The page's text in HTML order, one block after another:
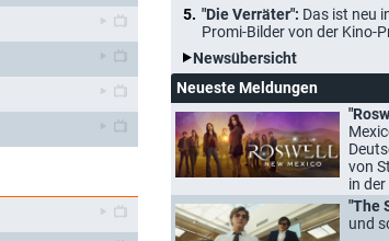
"Die Verräter": Das ist neu
Promi-Bilder von der Kino-
Newsübersicht
Neueste Meldungen
von
in
"The
und